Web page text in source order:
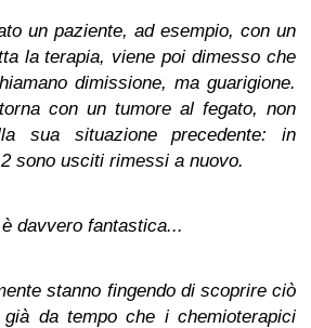
un paziente, ad esempio, con un
la terapia, viene poi dimesso che
dimissione, ma guarigione.
con un tumore al fegato, non
sua situazione precedente: in
sono usciti rimessi a nuovo.
davvero fantastica...
stanno fingendo di scoprire ciò
da tempo che i chemioterapici